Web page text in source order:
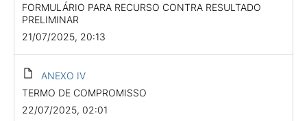
FORMULÁRIO PARA RECURSO CONTRA RESULTADO
PRELIMINAR
21/07/2025, 20:13
ANEXO IV
TERMO DE COMPROMISSO
22/07/2025, 02:01